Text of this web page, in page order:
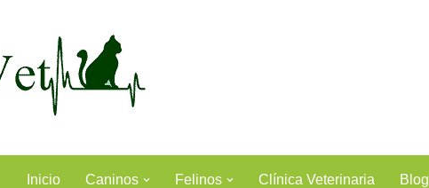
Inicio Caninos Felinos Clínica Veterinaria Blog